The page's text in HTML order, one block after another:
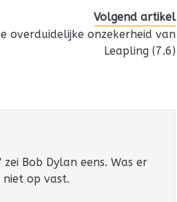
Volgend artikel
overduidelijke onzekerheid van
Leapling (7.6)
Bob Dylan eens. Was er
op vast.